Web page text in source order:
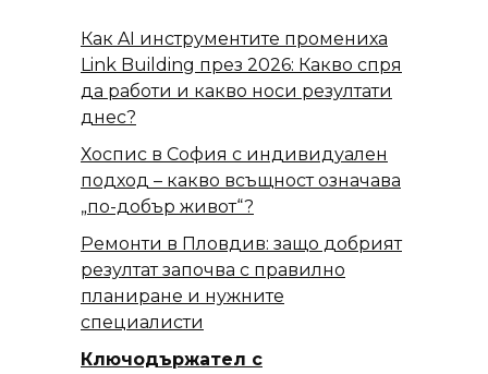
Как AI инструментите промениха
Link Building през 2026: Какво спря
да работи и какво носи резултати
днес?
Хоспис в София с индивидуален
подход – какво всъщност означава
„по-добър живот“?
Ремонти в Пловдив: защо добрият
резултат започва с правилно
планиране и нужните
специалисти
Ключодържател с